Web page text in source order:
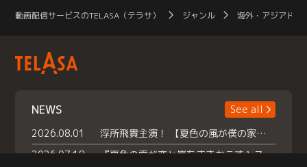
動画配信サービスのTELASA（テラサ） ジャンル 海外・アジアドラ
NEWS
See all
2026.08.01
浮所飛貴主演！ 【夏色の風が僕の家にやってきた】 本日よりテラサで独占配信スタート！
2026.07.18
『夏色の雲が恋と嵐をまきおこす』スペシャルメイキング 【Part1】2026年７月18日（土）23時30分～配信スタート！話題のシーンの裏側を大公開！豪華キャスト大集合！ 『武宮家 真夏の家族会議』開催！